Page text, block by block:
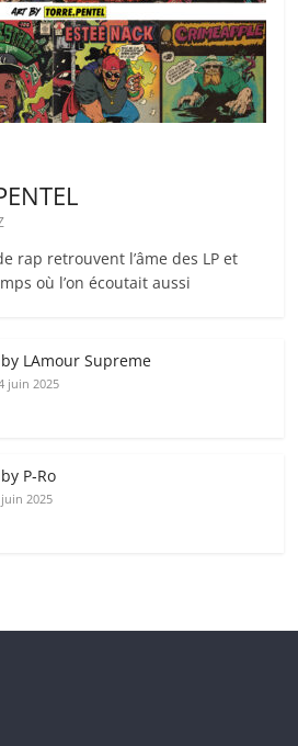
rap retrouvent l’âme des LP et
où l’on écoutait aussi
LAmour Supreme
juin 2025
P‑Ro
2025